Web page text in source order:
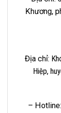
Khương,
Địa chỉ:
Hiệp,
– Hotline: